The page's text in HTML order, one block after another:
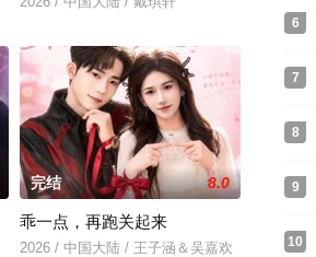
完结 8.0
乖一点，再跑关起来
2026 / 中国大陆 / 王子涵＆吴嘉欢
6
7
8
9
10